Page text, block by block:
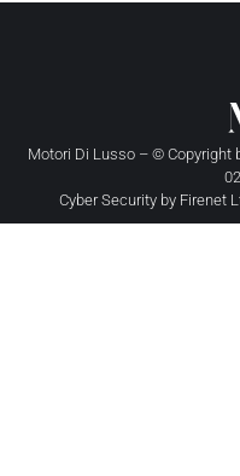
Motori Di Lusso – © Copyright
Cyber Security by Firenet